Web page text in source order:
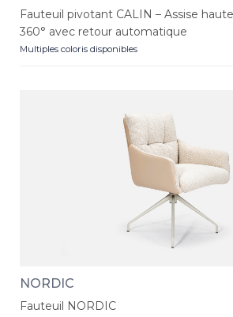
Fauteuil pivotant CALIN – Assise
360° avec retour automatique
Multiples coloris disponibles
NORDIC
Fauteuil NORDIC